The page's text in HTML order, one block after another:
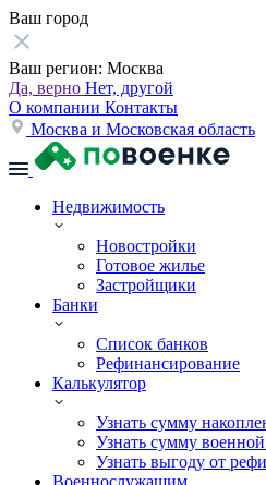
Ваш город
Ваш регион: Москва
Да, верно Нет, другой
О компании Контакты
Москва и Московская область
Недвижимость
Новостройки
Готовое жилье
Застройщики
Банки
Список банков
Рефинансирование
Калькулятор
Узнать сумму
Узнать сумму
Узнать выгоду от
Военнослужащим